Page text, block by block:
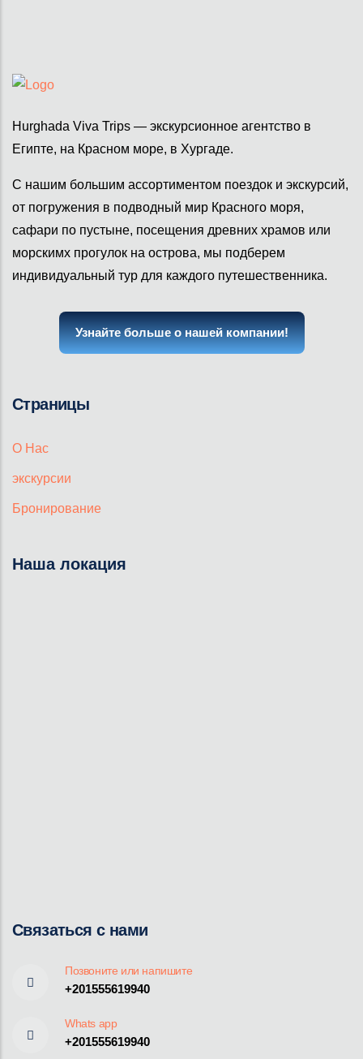
Hurghada Viva Trips — экскурсионное агентство в
Египте, на Красном море, в Хургаде.
С нашим большим ассортиментом поездок и экскурсий,
от погружения в подводный мир Красного моря,
сафари по пустыне, посещения древних храмов или
морскимх прогулок на острова, мы подберем
индивидуальный тур для каждого путешественника.
Узнайте больше о нашей компании!
Страницы
О Нас
экскурсии
Бронирование
Наша локация
Связаться с нами
Позвоните или напишите
+201555619940
Whats app
+201555619940